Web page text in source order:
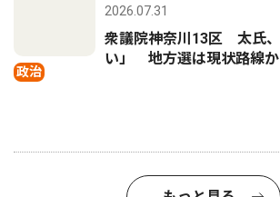
政治
2026.07.31
衆議院神奈川13区 太氏
い」 地方選は現状路線か